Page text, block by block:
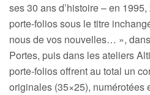
ses 30 ans d’histoire – en
porte-folios sous le titre
nous de vos nouvelles… »,
Portes, puis dans les ateliers
porte-folios offrent au total un
originales (35×25), numérotées